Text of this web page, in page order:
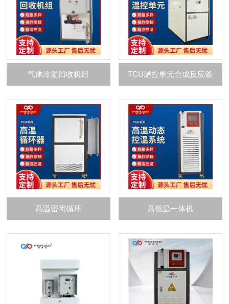
气体冷凝回收机组 TCU温控单元合成反应釜
高温密闭循环 高低温一体机